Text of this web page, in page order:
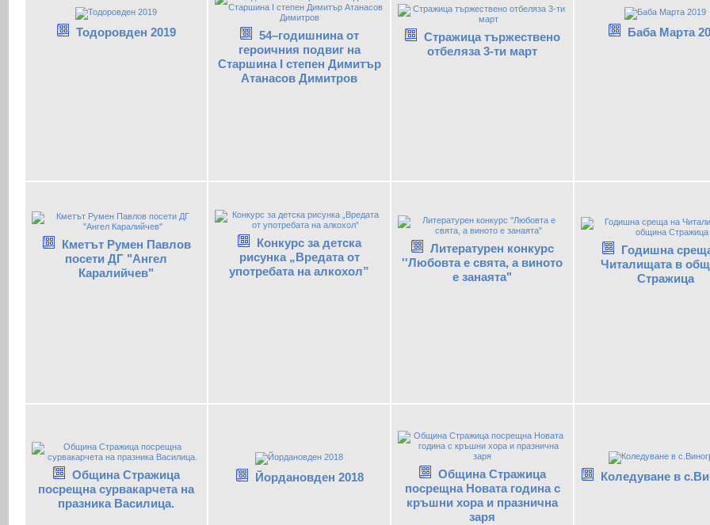
Тодоровден 2019
54–годишнина от
героичния подвиг на
Старшина I степен Димитър
Атанасов Димитров
Стражица тържествено
отбеляза 3-ти март
Баба Марта
Кметът Румен Павлов
посети ДГ "Ангел
Каралийчев"
Конкурс за детска
рисунка „Вредата от
употребата на алкохол”
Литературен конкурс
''Любовта е свята, а виното
е занаята"
Годишна
Читалищата в
Стражица
Община Стражица
посрещна сурвакарчета на
празника Василица.
Йордановден 2018
Община Стражица
посрещна Новата година с
кръшни хора и празнична
заря
Коледуване в